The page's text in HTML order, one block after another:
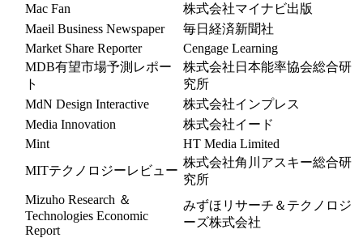
Mac Fan
株式会社マイナビ出版
Maeil Business Newspaper
毎日経済新聞社
Market Share Reporter
Cengage Learning
MDB有望市場予測レポー
ト
株式会社日本能率協会総合研
究所
MdN Design Interactive
株式会社インプレス
Media Innovation
株式会社イード
Mint
HT Media Limited
MITテクノロジーレビュー
株式会社角川アスキー総合研
究所
Mizuho Research ＆
Technologies Economic
Report
みずほリサーチ＆テクノロジ
ーズ株式会社